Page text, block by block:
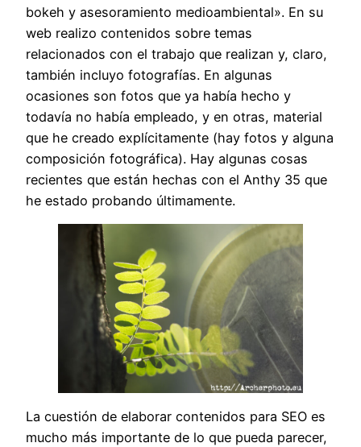
bokeh y asesoramiento medioambiental». En su
web realizo contenidos sobre temas
relacionados con el trabajo que realizan y, claro,
también incluyo fotografías. En algunas
ocasiones son fotos que ya había hecho y
todavía no había empleado, y en otras, material
que he creado explícitamente (hay fotos y alguna
composición fotográfica). Hay algunas cosas
recientes que están hechas con el Anthy 35 que
he estado probando últimamente.
La cuestión de elaborar contenidos para SEO es
mucho más importante de lo que pueda parecer,